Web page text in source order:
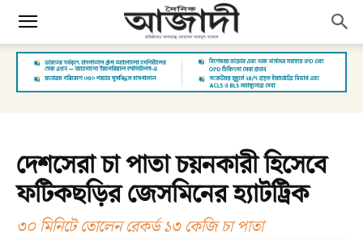
দেশসেরা চা পাতা চয়নকারী হিসেবে
ফটিকছড়ির জেসমিনের হ্যাটট্রিক
৩০ মিনিটে তোলেন রেকর্ড ১৩ কেজি চা পাতা